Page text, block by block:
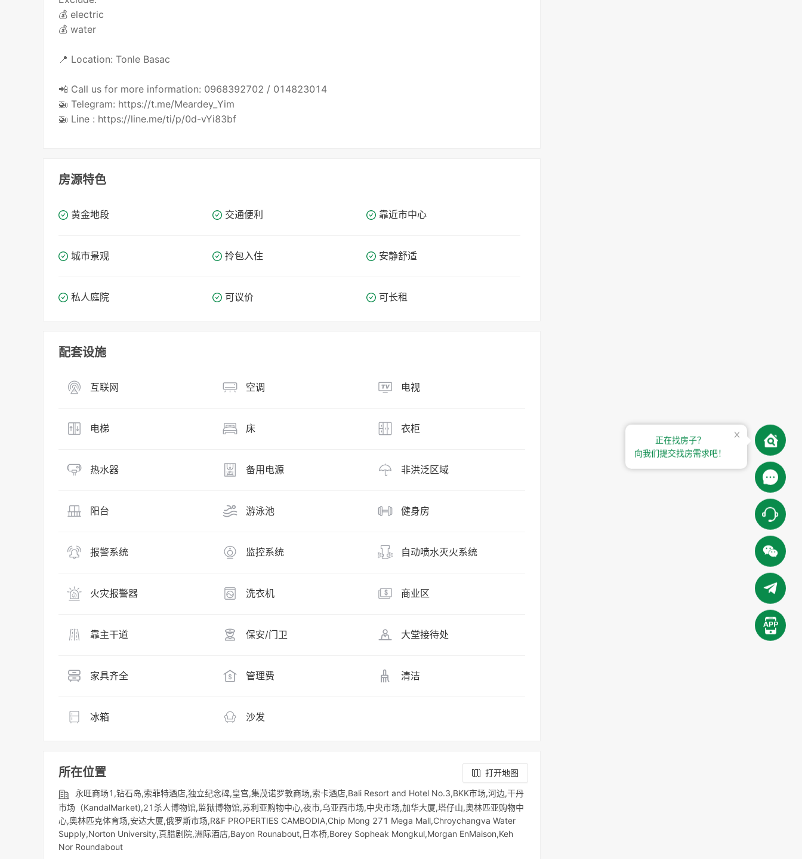
💰 electric
💰 water
📍 Location: Tonle Basac
📲 Call us for more information: 0968392702 / 014823014
🚁 Telegram: https://t.me/Meardey_Yim
🚁 Line : https://line.me/ti/p/0d-vYi83bf
房源特色
黄金地段 交通便利 靠近市中心
城市景观 拎包入住 安静舒适
私人庭院 可议价 可长租
配套设施
互联网 空调 电视
电梯 床 衣柜
热水器 备用电源 非洪泛区域
阳台 游泳池 健身房
报警系统 监控系统 自动喷水灭火系统
火灾报警器 洗衣机 商业区
靠主干道 保安/门卫 大堂接待处
家具齐全 管理费 清洁
冰箱 沙发
所在位置
打开地图
永旺商场1,钻石岛,索菲特酒店,独立纪念碑,皇宫,集茂诺罗敦商场,索卡酒店,Bali Resort and Hotel No.3,BKK市场,河边,干丹
市场（KandalMarket),21杀人博物馆,监狱博物馆,苏利亚购物中心,夜市,乌亚西市场,中央市场,加华大厦,塔仔山,奥林匹亚购物中
心,奥林匹克体育场,安达大厦,俄罗斯市场,R&F PROPERTIES CAMBODIA,Chip Mong 271 Mega Mall,Chroychangva Water
Supply,Norton University,真腊剧院,洲际酒店,Bayon Rounabout,日本桥,Borey Sopheak Mongkul,Morgan EnMaison,Keh
Nor Roundabout
正在找房子？
向我们提交找房需求吧！